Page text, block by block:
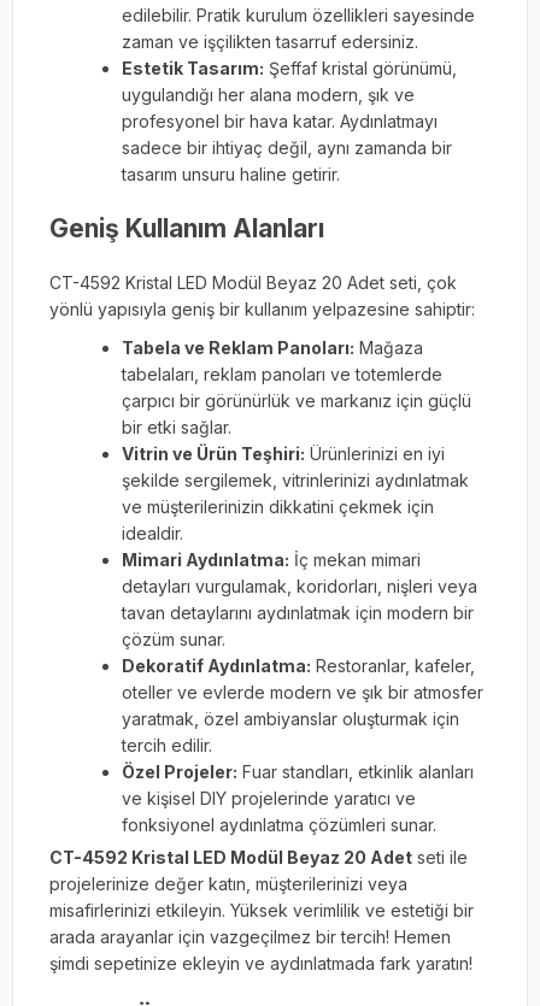
edilebilir. Pratik kurulum özellikleri sayesinde
zaman ve işçilikten tasarruf edersiniz.
Estetik Tasarım: Şeffaf kristal görünümü,
uygulandığı her alana modern, şık ve
profesyonel bir hava katar. Aydınlatmayı
sadece bir ihtiyaç değil, aynı zamanda bir
tasarım unsuru haline getirir.
Geniş Kullanım Alanları
CT-4592 Kristal LED Modül Beyaz 20 Adet seti, çok
yönlü yapısıyla geniş bir kullanım yelpazesine sahiptir:
Tabela ve Reklam Panoları: Mağaza
tabelaları, reklam panoları ve totemlerde
çarpıcı bir görünürlük ve markanız için güçlü
bir etki sağlar.
Vitrin ve Ürün Teşhiri: Ürünlerinizi en iyi
şekilde sergilemek, vitrinlerinizi aydınlatmak
ve müşterilerinizin dikkatini çekmek için
idealdir.
Mimari Aydınlatma: İç mekan mimari
detayları vurgulamak, koridorları, nişleri veya
tavan detaylarını aydınlatmak için modern bir
çözüm sunar.
Dekoratif Aydınlatma: Restoranlar, kafeler,
oteller ve evlerde modern ve şık bir atmosfer
yaratmak, özel ambiyanslar oluşturmak için
tercih edilir.
Özel Projeler: Fuar standları, etkinlik alanları
ve kişisel DIY projelerinde yaratıcı ve
fonksiyonel aydınlatma çözümleri sunar.
CT-4592 Kristal LED Modül Beyaz 20 Adet seti ile
projelerinize değer katın, müşterilerinizi veya
misafirlerinizi etkileyin. Yüksek verimlilik ve estetiği bir
arada arayanlar için vazgeçilmez bir tercih! Hemen
şimdi sepetinize ekleyin ve aydınlatmada fark yaratın!